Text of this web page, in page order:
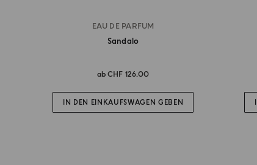
EAU DE PARFUM
Sandalo
abCHF 126.00
IN DEN EINKAUFSWAGEN GEBEN